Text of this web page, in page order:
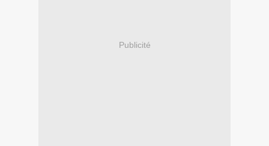
Publicité